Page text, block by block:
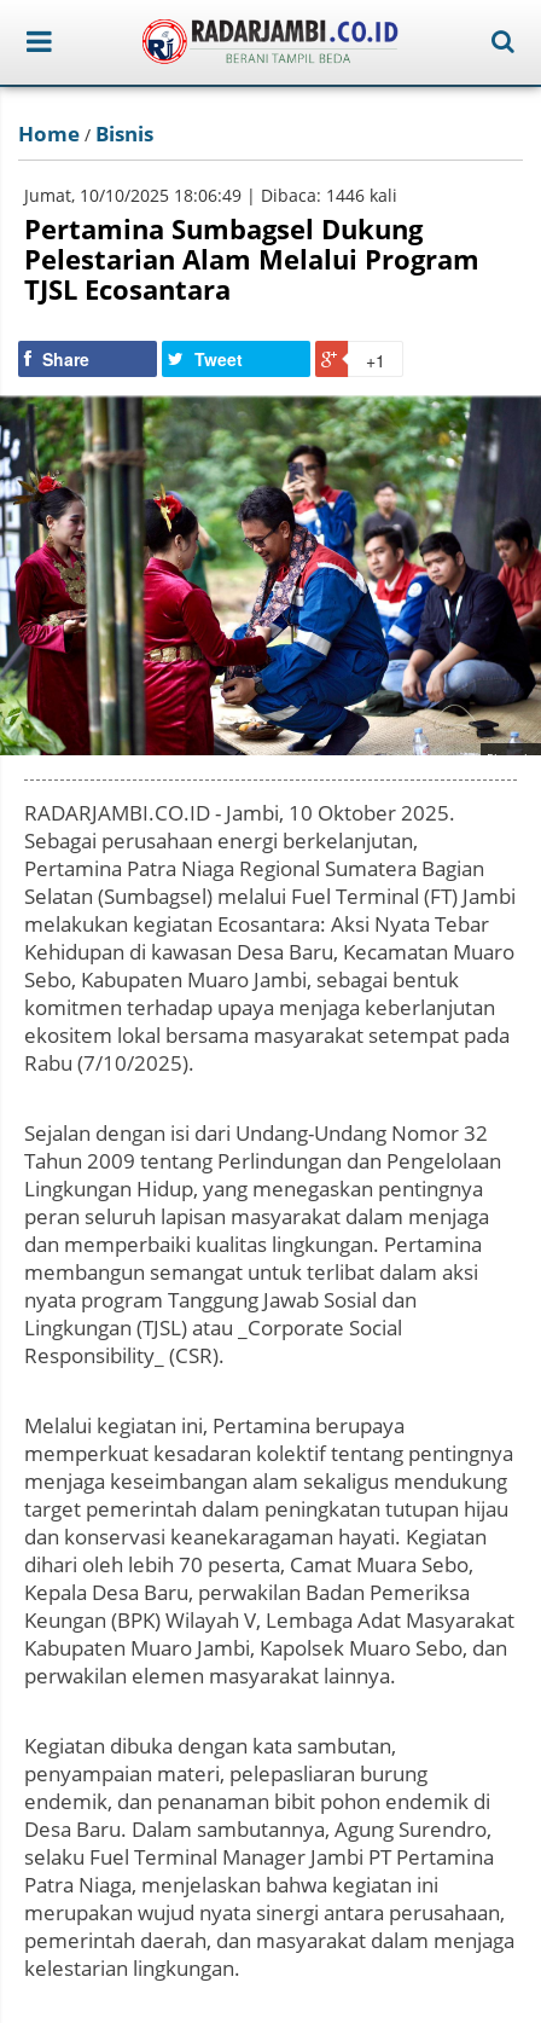
Home / Bisnis
Jumat, 10/10/2025 18:06:49 | Dibaca: 1446 kali
Pertamina Sumbagsel Dukung
Pelestarian Alam Melalui Program
TJSL Ecosantara
Share Tweet +1
Photo by
RADARJAMBI.CO.ID - Jambi, 10 Oktober 2025.
Sebagai perusahaan energi berkelanjutan,
Pertamina Patra Niaga Regional Sumatera Bagian
Selatan (Sumbagsel) melalui Fuel Terminal (FT) Jambi
melakukan kegiatan Ecosantara: Aksi Nyata Tebar
Kehidupan di kawasan Desa Baru, Kecamatan Muaro
Sebo, Kabupaten Muaro Jambi, sebagai bentuk
komitmen terhadap upaya menjaga keberlanjutan
ekositem lokal bersama masyarakat setempat pada
Rabu (7/10/2025).
Sejalan dengan isi dari Undang-Undang Nomor 32
Tahun 2009 tentang Perlindungan dan Pengelolaan
Lingkungan Hidup, yang menegaskan pentingnya
peran seluruh lapisan masyarakat dalam menjaga
dan memperbaiki kualitas lingkungan. Pertamina
membangun semangat untuk terlibat dalam aksi
nyata program Tanggung Jawab Sosial dan
Lingkungan (TJSL) atau _Corporate Social
Responsibility_ (CSR).
Melalui kegiatan ini, Pertamina berupaya
memperkuat kesadaran kolektif tentang pentingnya
menjaga keseimbangan alam sekaligus mendukung
target pemerintah dalam peningkatan tutupan hijau
dan konservasi keanekaragaman hayati. Kegiatan
dihari oleh lebih 70 peserta, Camat Muara Sebo,
Kepala Desa Baru, perwakilan Badan Pemeriksa
Keungan (BPK) Wilayah V, Lembaga Adat Masyarakat
Kabupaten Muaro Jambi, Kapolsek Muaro Sebo, dan
perwakilan elemen masyarakat lainnya.
Kegiatan dibuka dengan kata sambutan,
penyampaian materi, pelepasliaran burung
endemik, dan penanaman bibit pohon endemik di
Desa Baru. Dalam sambutannya, Agung Surendro,
selaku Fuel Terminal Manager Jambi PT Pertamina
Patra Niaga, menjelaskan bahwa kegiatan ini
merupakan wujud nyata sinergi antara perusahaan,
pemerintah daerah, dan masyarakat dalam menjaga
kelestarian lingkungan.